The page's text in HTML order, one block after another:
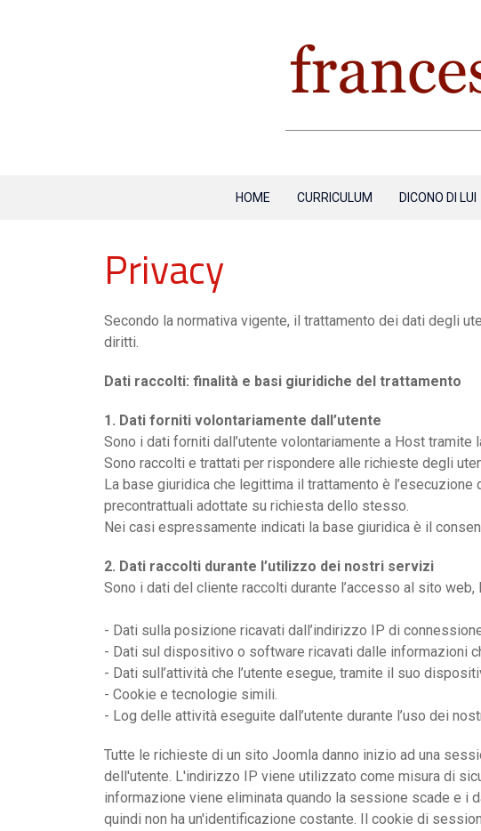
HOME CURRICULUM DICONO DI LUI
Privacy
Secondo la normativa vigente, il trattamento dei dati degli
diritti.
Dati raccolti: finalità e basi giuridiche del trattamento
1. Dati forniti volontariamente dall’utente
Sono i dati forniti dall’utente volontariamente a Host
Sono raccolti e trattati per rispondere alle richieste degli
La base giuridica che legittima il trattamento è
precontrattuali adottate su richiesta dello stesso.
Nei casi espressamente indicati la base giuridica è il
2. Dati raccolti durante l’utilizzo dei nostri servizi
Sono i dati del cliente raccolti durante l’accesso al sito
- Dati sulla posizione ricavati dall’indirizzo IP di
- Dati sul dispositivo o software ricavati dalle informazioni
- Dati sull’attività che l’utente esegue, tramite il suo
- Cookie e tecnologie simili.
- Log delle attività eseguite dall’utente durante l’uso dei
Tutte le richieste di un sito Joomla danno inizio ad una
dell'utente. L'indirizzo IP viene utilizzato come misura di
informazione viene eliminata quando la sessione scade e i
quindi non ha un'identificazione costante. Il cookie di